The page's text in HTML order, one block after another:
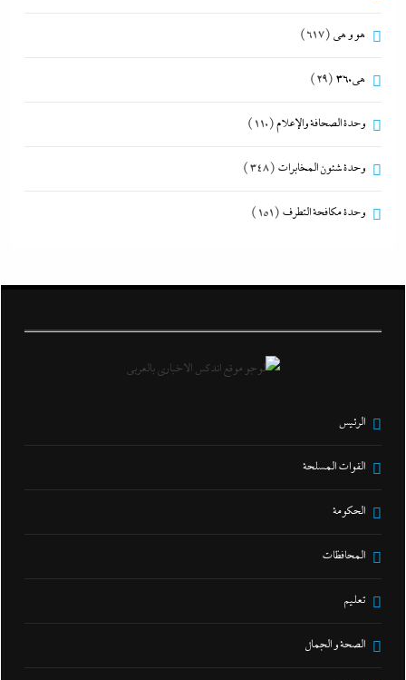
هو و هي (617)
هى360 (29)
وحدة الصحافة والإعلام(110)
وحدة شئون المخابرات (348)
وحدة مكافحة التطرف (151)
الرئيس
القوات المسلحة
الحكومة
المحافظات
تعليم
الصحة و الجمال